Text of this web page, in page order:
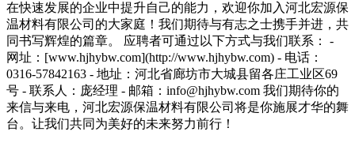
在快速发展的企业中提升自己的能力，欢迎你加入河北宏源保
温材料有限公司的大家庭！我们期待与有志之士携手并进，共
同书写辉煌的篇章。 应聘者可通过以下方式与我们联系： -
网址：[www.hjhybw.com](http://www.hjhybw.com) - 电话：
0316-57842163 - 地址：河北省廊坊市大城县留各庄工业区69
号 - 联系人：庞经理 - 邮箱：info@hjhybw.com 我们期待你的
来信与来电，河北宏源保温材料有限公司将是你施展才华的舞
台。让我们共同为美好的未来努力前行！